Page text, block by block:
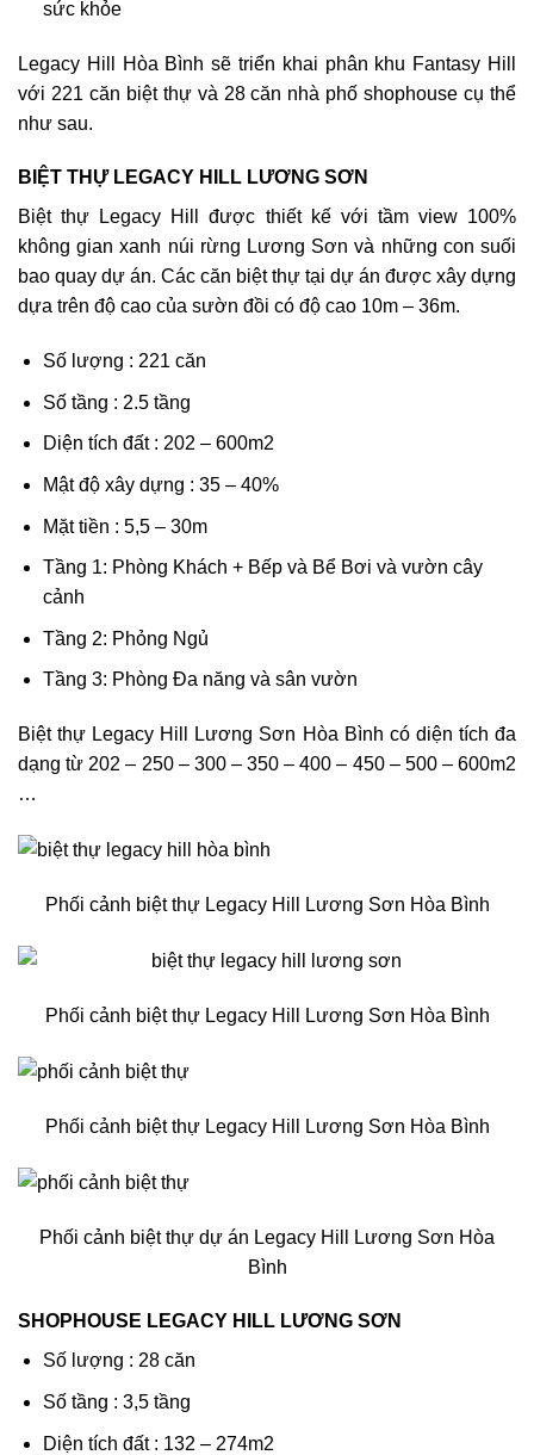
sức khỏe
Legacy Hill Hòa Bình sẽ triển khai phân khu Fantasy Hill
với 221 căn biệt thự và 28 căn nhà phố shophouse cụ thể
như sau.
BIỆT THỰ LEGACY HILL LƯƠNG SƠN
Biệt thự Legacy Hill được thiết kế với tầm view 100%
không gian xanh núi rừng Lương Sơn và những con suối
bao quay dự án. Các căn biệt thự tại dự án được xây dựng
dựa trên độ cao của sườn đồi có độ cao 10m – 36m.
Số lượng : 221 căn
Số tầng : 2.5 tầng
Diện tích đất : 202 – 600m2
Mật độ xây dựng : 35 – 40%
Mặt tiền : 5,5 – 30m
Tầng 1: Phòng Khách + Bếp và Bể Bơi và vườn cây
cảnh
Tầng 2: Phỏng Ngủ
Tầng 3: Phòng Đa năng và sân vườn
Biệt thự Legacy Hill Lương Sơn Hòa Bình có diện tích đa
dạng từ 202 – 250 – 300 – 350 – 400 – 450 – 500 – 600m2
…
Phối cảnh biệt thự Legacy Hill Lương Sơn Hòa Bình
Phối cảnh biệt thự Legacy Hill Lương Sơn Hòa Bình
Phối cảnh biệt thự Legacy Hill Lương Sơn Hòa Bình
Phối cảnh biệt thự dự án Legacy Hill Lương Sơn Hòa
Bình
SHOPHOUSE LEGACY HILL LƯƠNG SƠN
Số lượng : 28 căn
Số tầng : 3,5 tầng
Diện tích đất : 132 – 274m2